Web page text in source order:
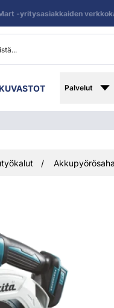
Palvelut
-yritysasiakkaiden